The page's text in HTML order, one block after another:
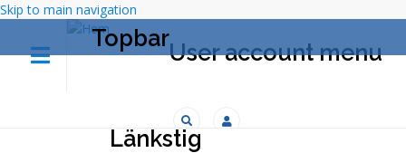
Skip to main navigation
Topbar
User account menu
Länkstig